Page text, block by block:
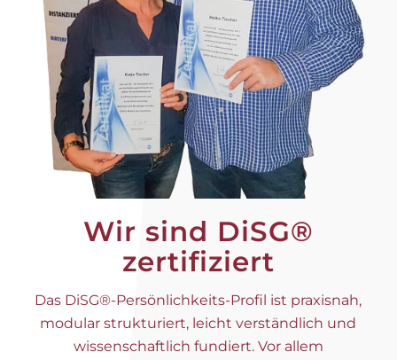
Wir sind DiSG®
zertifiziert
Das DiSG®-Persönlichkeits-Profil ist praxisnah,
modular strukturiert, leicht verständlich und
wissenschaftlich fundiert. Vor allem